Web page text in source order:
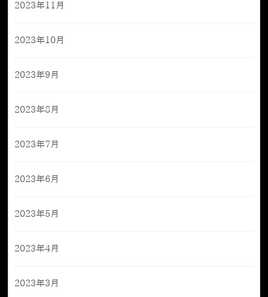
2023年11月
2023年10月
2023年9月
2023年8月
2023年7月
2023年6月
2023年5月
2023年4月
2023年3月